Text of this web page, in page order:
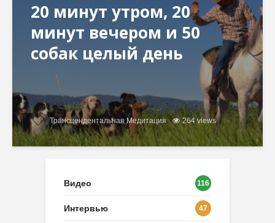
20 минут утром, 20
минут вечером и 50
собак целый день
Трансцендентальная Медитация 264 views
Видео 116
Интервью 47